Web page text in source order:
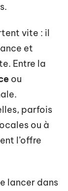
vite : il
et
Entre la
ou
parfois
ou à
l’offre
lancer dans